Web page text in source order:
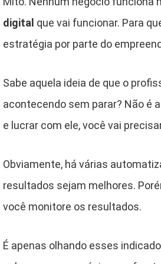
digital que vai funcionar. Para
estratégia por parte do
Sabe aquela ideia de que o
acontecendo sem parar? Não é
e lucrar com ele, você vai
Obviamente, há várias
resultados sejam melhores.
você monitore os resultados.
É apenas olhando esses